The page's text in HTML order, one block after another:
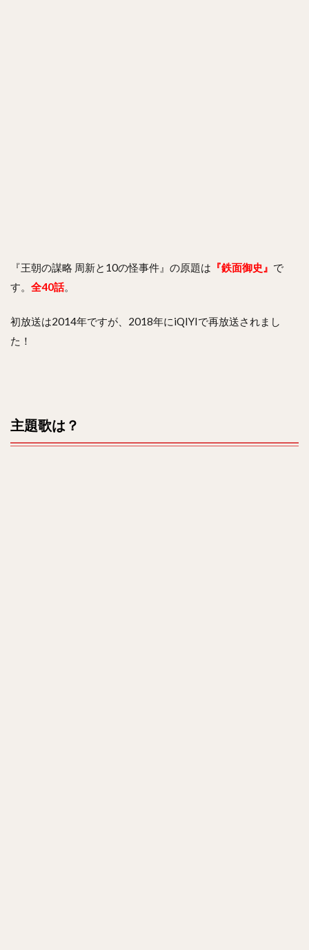
『王朝の謀略 周新と10の怪事件』の原題は 『鉄面御史』 で
す。 全40話。
初放送は2014年ですが、2018年にiQIYIで再放送されまし
た！
主題歌は？